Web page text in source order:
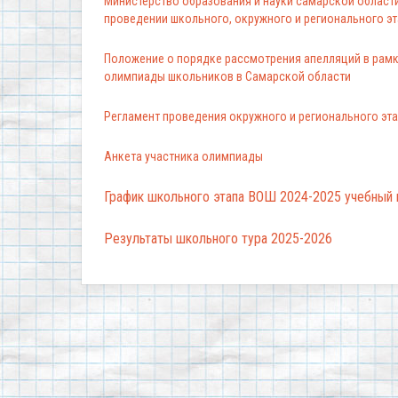
проведении школьного, окружного и регионального
Положение о порядке рассмотрения апелляций в
олимпиады школьников в Самарской области
Регламент проведения окружного и регионального
Анкета участника олимпиады
График школьного этапа ВОШ 2024-2025 учебный
Результаты школьного тура 2025-2026